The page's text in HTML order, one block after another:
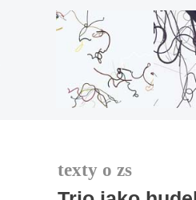
texty o zs